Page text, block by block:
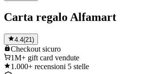
Carta regalo Alfamart
4.4(21)
Checkout sicuro
1M+ gift card vendute
1.000+ recensioni 5 stelle